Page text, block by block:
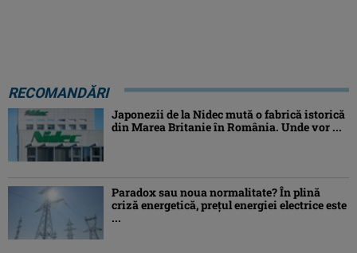
RECOMANDĂRI
Japonezii de la Nidec mută o fabrică istorică
din Marea Britanie în România. Unde vor ...
Paradox sau noua normalitate? În plină
criză energetică, prețul energiei electrice este
...